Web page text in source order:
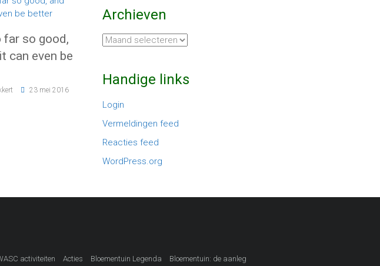
far so good,
can even be
23 mei 2016
Archieven
Archieven
Handige links
Login
Vermeldingen feed
Reacties feed
WordPress.org
activiteiten Acties Bloementuin Legenda Bloementuin: de aanleg